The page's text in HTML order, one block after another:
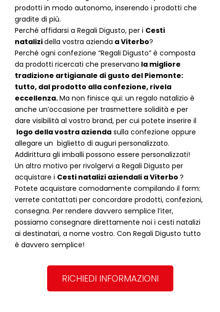
prodotti in modo autonomo, inserendo i prodotti che
gradite di più.
Perché affidarsi a Regali Digusto, per i Cesti
natalizidella vostra azienda aViterbo?
Perché ogni confezione “Regali Digusto” è composta
da prodotti ricercati che preservano la migliore
tradizione artigianale di gusto del Piemonte:
tutto, dal prodotto alla confezione, rivela
eccellenza.Ma non finisce qui: un regalo natalizio è
anche un’occasione per trasmettere solidità e per
dare visibilità al vostro brand, per cui potete inserire il
logo della vostra azienda sulla confezione oppure
allegare un biglietto di auguri personalizzato.
Addirittura gli imballi possono essere personalizzati!
Un altro motivo per rivolgervi a Regali Digusto per
acquistare i Cesti natalizi aziendali aViterbo ?
Potete acquistare comodamente compilando il form:
verrete contattati per concordare prodotti, confezioni,
consegna. Per rendere davvero semplice l’iter,
possiamo consegnare direttamente noi i cesti natalizi
ai destinatari, a nome vostro. Con Regali Digusto tutto
è davvero semplice!
RICHIEDI INFORMAZIONI